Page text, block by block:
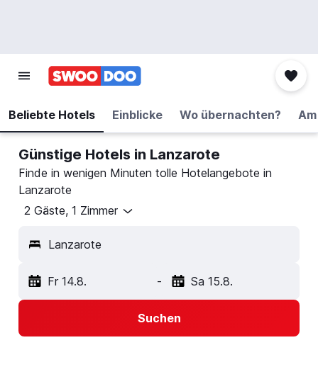
Beliebte Hotels Einblicke Wo übernachten?
Günstige Hotels in Lanzarote
Finde in wenigen Minuten tolle Hotelangebote in
Lanzarote
2 Gäste, 1 Zimmer
Lanzarote
Fr 14.8. - Sa 15.8.
Suchen